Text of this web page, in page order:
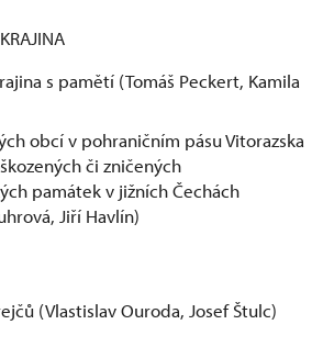
s pamětí (Tomáš Peckert, Kamila
obcí v pohraničním pásu Vitorazska
či zničených
památek v jižních Čechách
Jiří Havlín)
(Vlastislav Ouroda, Josef Štulc)